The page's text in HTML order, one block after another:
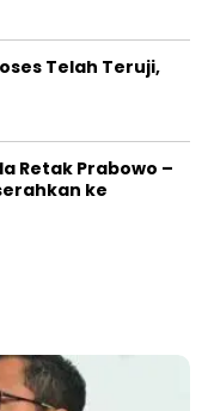
Telah Teruji,
Retak Prabowo –
ke